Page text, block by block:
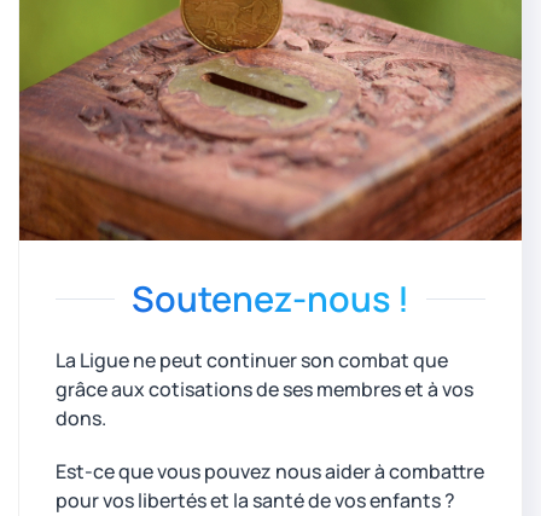
Soutenez-nous !
La Ligue ne peut continuer son combat que
grâce aux cotisations de ses membres et à vos
dons.
Est-ce que vous pouvez nous aider à combattre
pour vos libertés et la santé de vos enfants ?